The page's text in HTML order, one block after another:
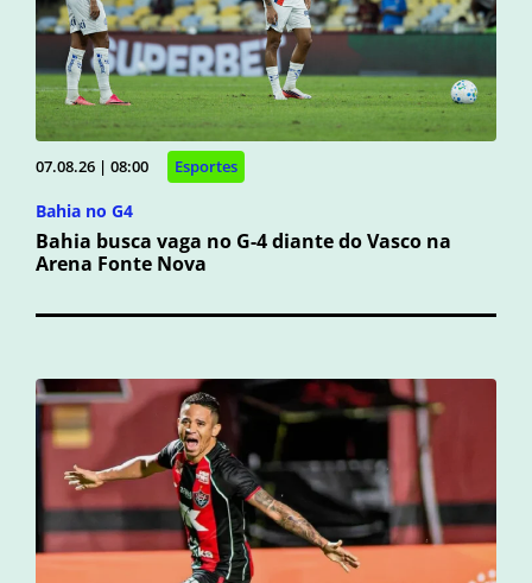
07.08.26 | 08:00 Esportes
Bahia no G4
Bahia busca vaga no G-4 diante do Vasco na
Arena Fonte Nova